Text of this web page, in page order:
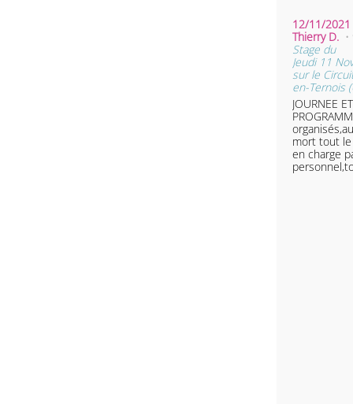
12/11/
Thierry D.
Stage du
Jeudi 11
sur le
en-Ternois
JOURNEE ET
mort tout
en charge